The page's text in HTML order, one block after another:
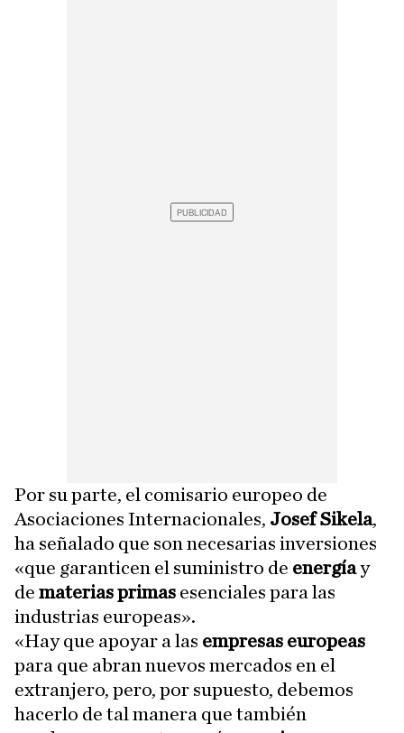
Por su parte, el comisario europeo de
Asociaciones Internacionales, Josef Sikela,
ha señalado que son necesarias inversiones
«que garanticen el suministro de energíay
de materias primas esenciales para las
industrias europeas».
«Hay que apoyar a las empresas europeas
para que abran nuevos mercados en el
extranjero, pero, por supuesto, debemos
hacerlo de tal manera que también